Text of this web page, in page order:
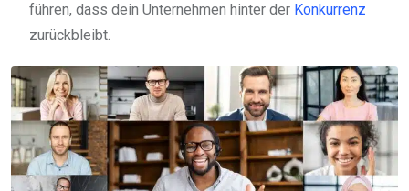
führen, dass dein Unternehmen hinter der Konkurrenz
zurückbleibt.